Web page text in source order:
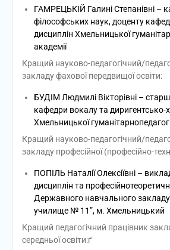
ГАМРЕЦЬКІЙ Галині Степанівні –
філософських наук, доценту
дисциплін Хмельницької
академії
Кращий науково-педагогічний/
закладу фахової передвищої освіти:
БУДІМ Людмилі Вікторівні –
кафедри вокалу та диригентсько-
Хмельницької
Кращий науково-педагогічний/
закладу професійної (професійно-
ПОПІЛЬ Наталії Олексіївні –
дисциплін та
Державного навчального
училище № 11”, м. Хмельницький
Кращий педагогічний працівник
середньої освіти:ґ